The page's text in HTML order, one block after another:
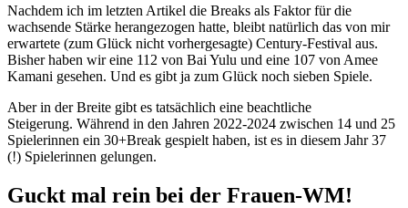
Nachdem ich im letzten Artikel die Breaks als Faktor für die
wachsende Stärke herangezogen hatte, bleibt natürlich das von mir
erwartete (zum Glück nicht vorhergesagte) Century-Festival aus.
Bisher haben wir eine 112 von Bai Yulu und eine 107 von Amee
Kamani gesehen. Und es gibt ja zum Glück noch sieben Spiele.
Aber in der Breite gibt es tatsächlich eine beachtliche
Steigerung. Während in den Jahren 2022-2024 zwischen 14 und 25
Spielerinnen ein 30+Break gespielt haben, ist es in diesem Jahr 37
(!) Spielerinnen gelungen.
Guckt mal rein bei der Frauen-WM!